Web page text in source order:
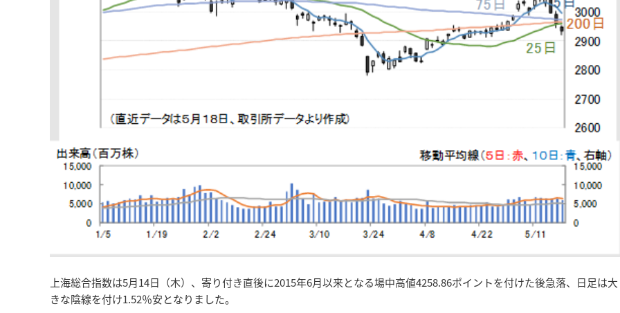
上海総合指数は5月14日（木）、寄り付き直後に2015年6月以来となる場中高値4258.86ポイントを付けた後急落、日足は大
きな陰線を付け1.52％安となりました。